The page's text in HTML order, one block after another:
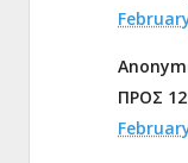
ΠΡΟΣ